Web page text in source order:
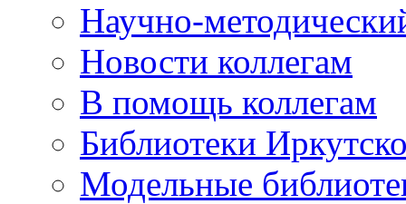
Научно-
Новости коллегам
В помощь коллегам
Библиотеки
Модельные